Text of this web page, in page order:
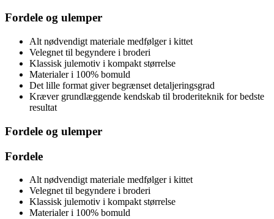
Fordele og ulemper
Alt nødvendigt materiale medfølger i kittet
Velegnet til begyndere i broderi
Klassisk julemotiv i kompakt størrelse
Materialer i 100% bomuld
Det lille format giver begrænset detaljeringsgrad
Kræver grundlæggende kendskab til broderiteknik for bedste
resultat
Fordele og ulemper
Fordele
Alt nødvendigt materiale medfølger i kittet
Velegnet til begyndere i broderi
Klassisk julemotiv i kompakt størrelse
Materialer i 100% bomuld